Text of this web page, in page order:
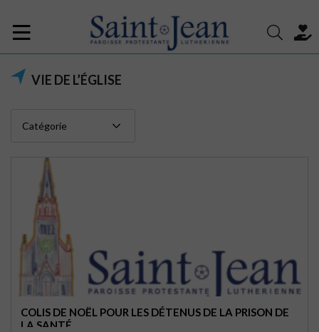
VIE DE L’ÉGLISE
COLIS DE NOËL POUR LES DÉTENUS DE LA PRISON DE
LA SANTÉ